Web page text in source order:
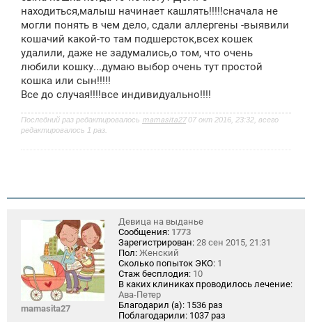
и
находиться,малыш начинает кашлять!!!!!сначала не
могли понять в чем дело, сдали аллергены -выявили
кошачий какой-то там подшерсток,всех кошек
удалили, даже не задумались,о том, что очень
любили кошку...думаю выбор очень тут простой
кошка или сын!!!!!
Все до случая!!!!все индивидуально!!!!
Последний раз редактировалось mamasita2707 окт 2016, 23:32, всего
редактировалось 1 раз.
mamasita27
Девица на выданье
Сообщения: 1773
Зарегистрирован: 28 сен 2015, 21:31
Пол: Женский
Сколько попыток ЭКО: 1
Стаж бесплодия: 10
В каких клиниках проводилось лечение:
Ава-Петер
Благодарил (а): 1536 раз
Поблагодарили: 1037 раз